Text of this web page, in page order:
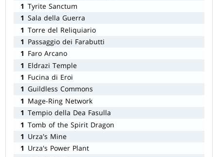
1 Tyrite Sanctum
1 Sala della Guerra
1 Torre del Reliquiario
1 Passaggio dei Farabutti
1 Faro Arcano
1 Eldrazi Temple
1 Fucina di Eroi
1 Guildless Commons
1 Mage-Ring Network
1 Tempio della Dea Fasulla
1 Tomb of the Spirit Dragon
1 Urza's Mine
1 Urza's Power Plant